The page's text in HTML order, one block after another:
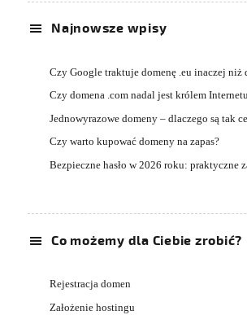
Najnowsze wpisy
Czy Google traktuje domenę .eu inaczej niż
Czy domena .com nadal jest królem
Jednowyrazowe domeny – dlaczego są tak
Czy warto kupować domeny na zapas?
Bezpieczne hasło w 2026 roku: praktyczne
Co możemy dla Ciebie zrobić?
Rejestracja domen
Założenie hostingu